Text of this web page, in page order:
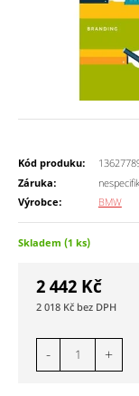
Kód produku:
Záruka:
Výrobce:
BMW
Skladem (1 ks)
2 442 Kč
2 018 Kč
- +